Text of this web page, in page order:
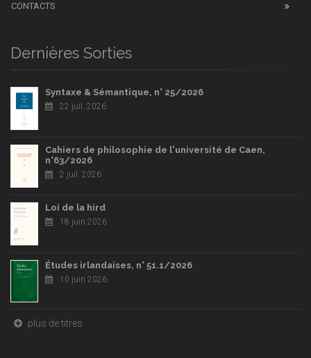
CONTACTS
Dernières Sorties
Syntaxe & Sémantique, n° 25/2026
22 juil. 2026
Cahiers de philosophie de l'université de Caen,
n°63/2026
2 juil. 2026
Loi de la hird
18 juin 2026
Études irlandaises, n° 51.1/2026
10 juin 2026
plus de titres